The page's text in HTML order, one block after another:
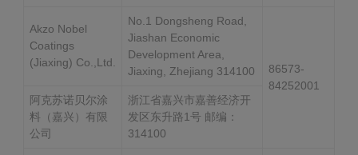
Akzo Nobel
Coatings
(Jiaxing) Co.,Ltd.
No.1 Dongsheng Road,
Jiashan Economic
Development Area,
Jiaxing, Zhejiang 314100
86573-
84252001
阿克苏诺贝尔涂
料（嘉兴）有限
公司
浙江省嘉兴市嘉善经济开
发区东升路1号 邮编：
314100